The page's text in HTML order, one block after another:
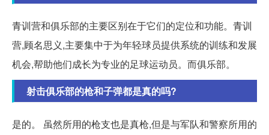
青训营和俱乐部的主要区别在于它们的定位和功能。青训
营,顾名思义,主要集中于为年轻球员提供系统的训练和发展
机会,帮助他们成长为专业的足球运动员。而俱乐部。
射击俱乐部的枪和子弹都是真的吗?
是的。 虽然所用的枪支也是真枪,但是与军队和警察所用的